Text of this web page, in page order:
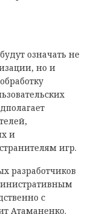
означать не
но и
и
игр.
разработчиков
с
Атаманенко.